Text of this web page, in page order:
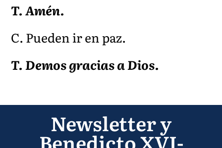
T. Amén.
C. Pueden ir en paz.
T. Demos gracias a Dios.
Newsletter y
Benedicto XVI-